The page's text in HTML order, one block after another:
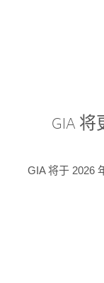
GIA
GIA 将于 2026